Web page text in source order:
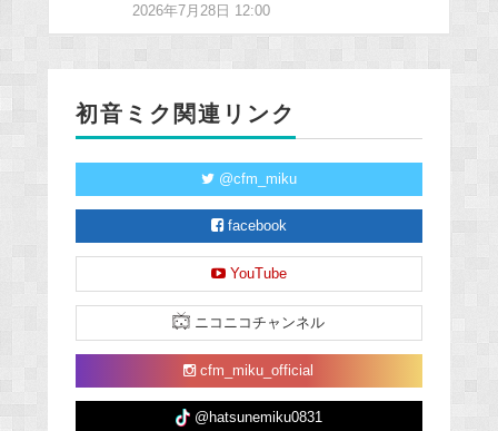
2026年7月28日 12:00
初音ミク関連リンク
@cfm_miku
facebook
YouTube
ニコニコチャンネル
cfm_miku_official
@hatsunemiku0831